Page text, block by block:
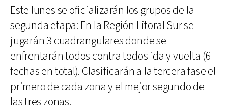
Este lunes se oficializarán los grupos de la
segunda etapa: En la Región Litoral Sur se
jugarán 3 cuadrangulares donde se
enfrentarán todos contra todos ida y vuelta (6
fechas en total). Clasificarán a la tercera fase el
primero de cada zona y el mejor segundo de
las tres zonas.